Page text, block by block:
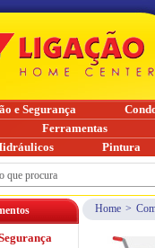
Home >
e Segurança
Ferramentas
Pintura